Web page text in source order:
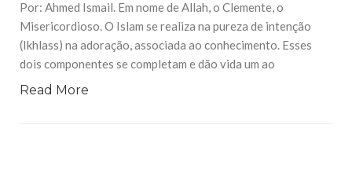
Por: Ahmed Ismail. Em nome de Allah, o Clemente, o
Misericordioso. O Islam se realiza na pureza de intenção
(Ikhlass) na adoração, associada ao conhecimento. Esses
dois componentes se completam e dão vida um ao
Read More